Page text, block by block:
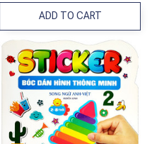
ADD TO CART